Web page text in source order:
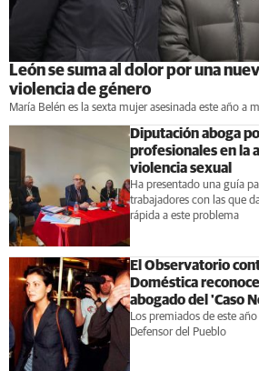
León se suma al dolor por una
violencia de género
María Belén es la sexta mujer asesinada este año a
Diputación aboga
profesionales en la
violencia sexual
Ha presentado una guía
trabajadores con las que
rápida a este problema
El Observatorio
Doméstica
abogado del 'Caso
Los premiados de este
Defensor del Pueblo